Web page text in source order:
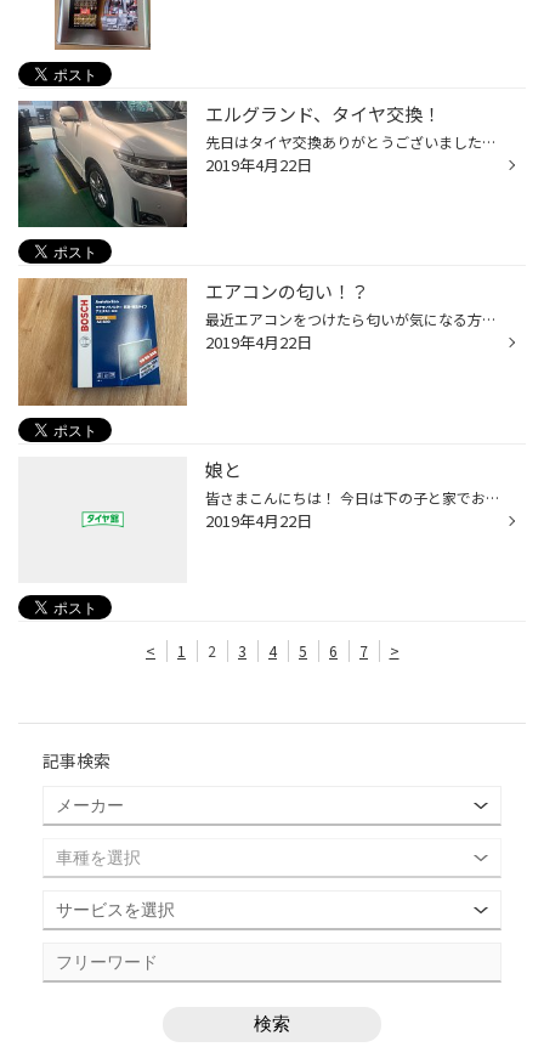
エルグランド、タイヤ交換！
先日はタイヤ交換ありがとうございました！ レグノのミニバン専用設計のタイヤです！ 横揺れに強く作られながらも、静かさ、クッション性能を持っているタイヤです！ 1度付けると癖になるかも！？
2019年4月22日
エアコンの匂い！？
最近エアコンをつけたら匂いが気になる方は、もしかしたらエアコンフィルタが汚れてるかもしれません(＞＜) 原因はそれだけとは限らないのですが、ひとまず汚れてるお客様は交換するだけでも匂いがおさまるかもしれません！ 点検無料なので是非ご来店してみてください！
2019年4月22日
娘と
皆さまこんにちは！ 今日は下の子と家でお留守番！ 最近は動き回る範囲が日に日に広範囲になってきて！いつのまにか近くに来てたりします。 いや〜成長してます。笑 近くで一緒に遊んでるとペシペシ腕を振り回して楽しそうです。笑笑 楽しいひと時でした。╰(*´︶`*)╯♡
2019年4月22日
< 1 2 3 4 5 6 7 >
記事検索